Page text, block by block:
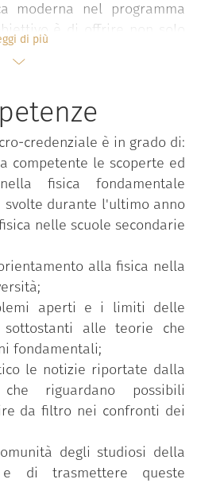
moderna nel programma
è di offrire non solo
sugli aspetti di fisica
della ricerca attuale,
all'interno delle lezioni
di insegnamento della
di secondo grado e
degli studenti
il Modello Standard
ed il Modello Standard
le scoperte che hanno
ed i problemi aperti.
fisica dei neutrini, che,
sperimentali, costituiscono
comprensione del nostro
oscura. Vengono inoltre
fisica della gravitazione,
fisica dei buchi neri e
e del loro possibile
della fisica
di più
credenziale è in grado di:
competente le scoperte ed
fisica fondamentale
durante l'ultimo anno
nelle scuole secondarie
alla fisica nella
aperti e i limiti delle
sottostanti alle teorie che
fondamentali;
le notizie riportate dalla
riguardano possibili
da filtro nei confronti dei
degli studiosi della
e di trasmettere queste